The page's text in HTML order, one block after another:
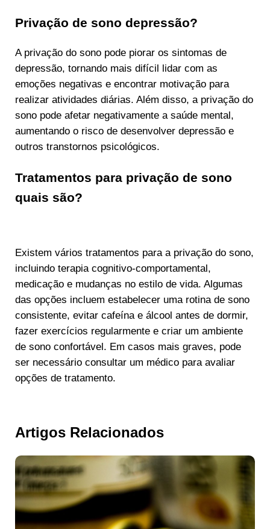
Privação de sono depressão?
A privação do sono pode piorar os sintomas de
depressão, tornando mais difícil lidar com as
emoções negativas e encontrar motivação para
realizar atividades diárias. Além disso, a privação do
sono pode afetar negativamente a saúde mental,
aumentando o risco de desenvolver depressão e
outros transtornos psicológicos.
Tratamentos para privação de sono
quais são?
Existem vários tratamentos para a privação do sono,
incluindo terapia cognitivo-comportamental,
medicação e mudanças no estilo de vida. Algumas
das opções incluem estabelecer uma rotina de sono
consistente, evitar cafeína e álcool antes de dormir,
fazer exercícios regularmente e criar um ambiente
de sono confortável. Em casos mais graves, pode
ser necessário consultar um médico para avaliar
opções de tratamento.
Artigos Relacionados